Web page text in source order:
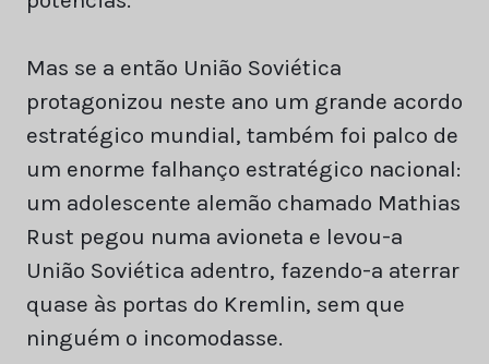
Mas se a então União Soviética
protagonizou neste ano um grande acordo
estratégico mundial, também foi palco de
um enorme falhanço estratégico nacional:
um adolescente alemão chamado Mathias
Rust pegou numa avioneta e levou-a
União Soviética adentro, fazendo-a aterrar
quase às portas do Kremlin, sem que
ninguém o incomodasse.